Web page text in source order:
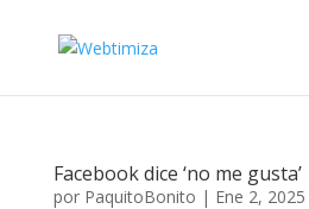
Facebook dice ‘no me gusta’
por PaquitoBonito | Ene 2, 2025